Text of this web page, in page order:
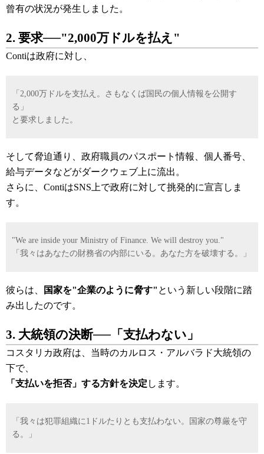
曾有の状況が発生しました。
2. 要求──"2,000万ドルを払え"
Contiは政府に対し、
「2,000万ドルを支払え。さもなくば国民の個人情報を公開す
る」
と要求しました。
そして脅迫通り、政府職員のパスポート情報、個人番号、
給与データなどがダークウェブ上に流出。
さらに、ContiはSNS上で政府に対して挑発的に宣言しま
す。
"We are inside your Ministry of Finance. We will destroy you."
「我々はあなたの財務省の内部にいる。あなた方を破壊する。」
彼らは、 国家を"企業のように脅す" という新しい段階に踏
み出したのです。
3. 大統領の決断──「支払わない」
コスタリカ政府は、当時のカルロス・アルバラド大統領の
下で、
「支払いを拒否」する方針を決定 します。
「我々は犯罪組織に1ドルたりとも支払わない。国家の尊厳を守
る。」